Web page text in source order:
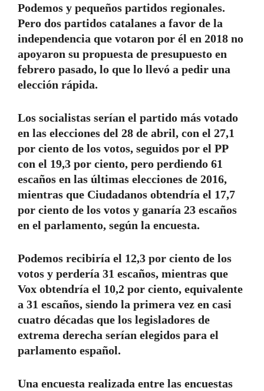
Podemos y pequeños partidos regionales.
Pero dos partidos catalanes a favor de la
independencia que votaron por él en 2018 no
apoyaron su propuesta de presupuesto en
febrero pasado, lo que lo llevó a pedir una
elección rápida.
Los socialistas serían el partido más votado
en las elecciones del 28 de abril, con el 27,1
por ciento de los votos, seguidos por el PP
con el 19,3 por ciento, pero perdiendo 61
escaños en las últimas elecciones de 2016,
mientras que Ciudadanos obtendría el 17,7
por ciento de los votos y ganaría 23 escaños
en el parlamento, según la encuesta.
Podemos recibiría el 12,3 por ciento de los
votos y perdería 31 escaños, mientras que
Vox obtendría el 10,2 por ciento, equivalente
a 31 escaños, siendo la primera vez en casi
cuatro décadas que los legisladores de
extrema derecha serían elegidos para el
parlamento español.
Una encuesta realizada entre las encuestas